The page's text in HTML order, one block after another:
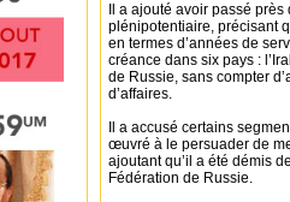
Il a ajouté avoir passé
plénipotentiaire, précisant
en termes d’années de
créance dans six pays :
de Russie, sans compter
d’affaires.
Il a accusé certains
œuvré à le persuader de
ajoutant qu’il a été démis
Fédération de Russie.